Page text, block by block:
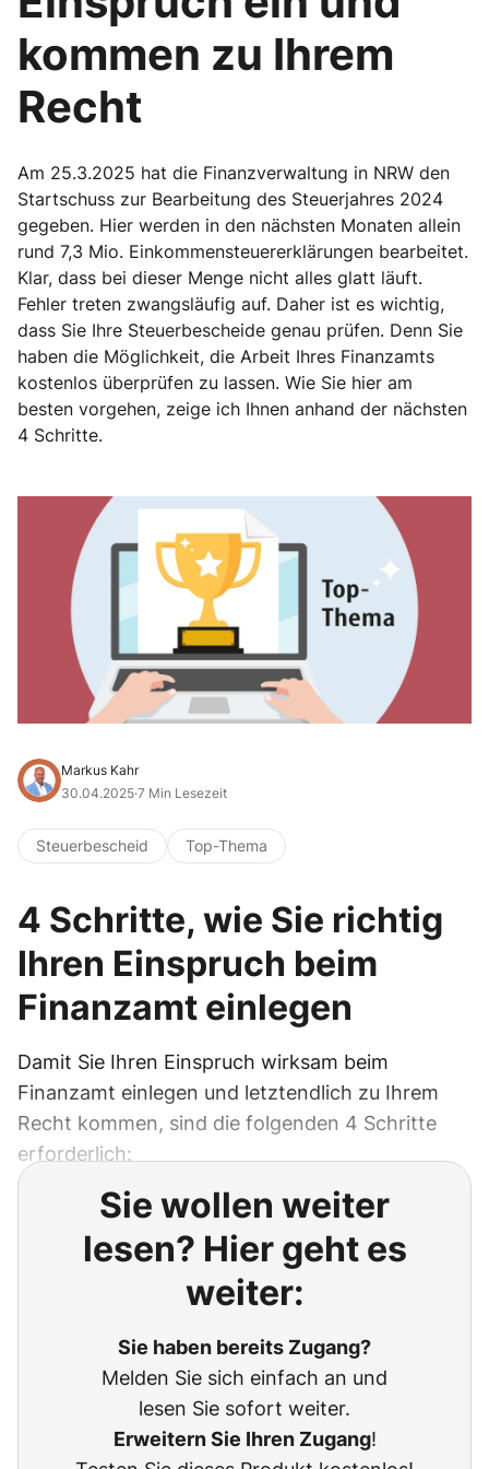
kommen zu Ihrem
Recht
Am 25.3.2025 hat die Finanzverwaltung in NRW den
Startschuss zur Bearbeitung des Steuerjahres 2024
gegeben. Hier werden in den nächsten Monaten allein
rund 7,3 Mio. Einkommensteuererklärungen bearbeitet.
Klar, dass bei dieser Menge nicht alles glatt läuft.
Fehler treten zwangsläufig auf. Daher ist es wichtig,
dass Sie Ihre Steuerbescheide genau prüfen. Denn Sie
haben die Möglichkeit, die Arbeit Ihres Finanzamts
kostenlos überprüfen zu lassen. Wie Sie hier am
besten vorgehen, zeige ich Ihnen anhand der nächsten
4 Schritte.
Markus Kahr
30.04.2025·7 Min Lesezeit
Steuerbescheid Top-Thema
4 Schritte, wie Sie richtig
Ihren Einspruch beim
Finanzamt einlegen
Damit Sie Ihren Einspruch wirksam beim
Finanzamt einlegen und letztendlich zu Ihrem
Recht kommen, sind die folgenden 4 Schritte
erforderlich:
Sie wollen weiter
lesen? Hier geht es
weiter:
Sie haben bereits Zugang?
Melden Sie sich einfach an und
lesen Sie sofort weiter.
Erweitern Sie Ihren Zugang!